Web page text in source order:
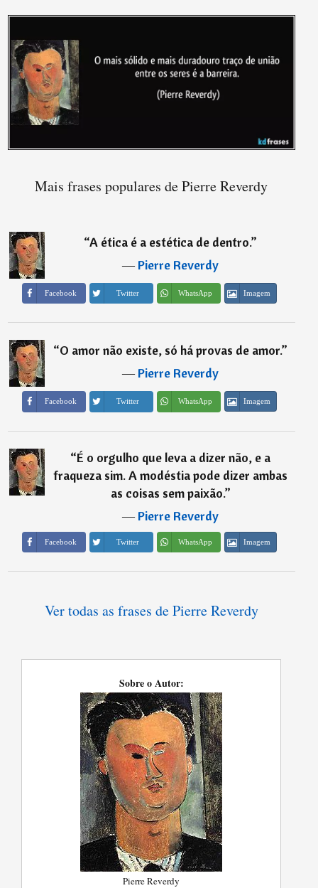
Mais frases populares de Pierre Reverdy
“A ética é a estética de dentro.”
―Pierre Reverdy
Facebook Twitter WhatsApp Imagem
“O amor não existe, só há provas de amor.”
―Pierre Reverdy
Facebook Twitter WhatsApp Imagem
“É o orgulho que leva a dizer não, e a
fraqueza sim. A modéstia pode dizer ambas
as coisas sem paixão.”
―Pierre Reverdy
Facebook Twitter WhatsApp Imagem
Ver todas as frases de Pierre Reverdy
Sobre o Autor:
Pierre Reverdy